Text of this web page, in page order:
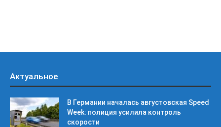
Актуальное
В Германии началась августовская Speed
Week: полиция усилила контроль
скорости